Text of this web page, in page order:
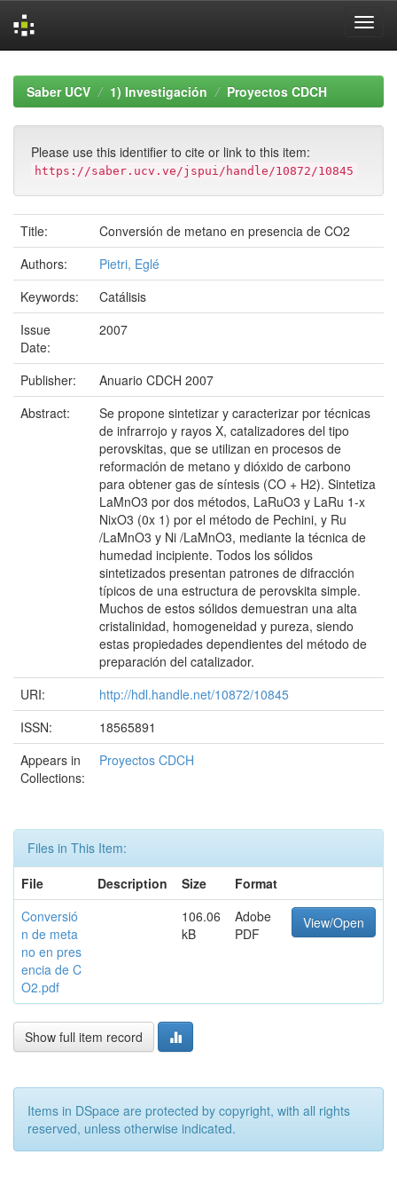
navigationSaber UCV 1) Investigación Proyectos CDCH
Please use this identifier to cite or link to this item:
https://saber.ucv.ve/jspui/handle/10872/10845
Title:
Conversión de metano en presencia de CO2
Authors:
Pietri, Eglé
Keywords:
Catálisis
Issue
Date:
2007
Publisher:
Anuario CDCH 2007
Abstract:
Se propone sintetizar y caracterizar por técnicas
de infrarrojo y rayos X, catalizadores del tipo
perovskitas, que se utilizan en procesos de
reformación de metano y dióxido de carbono
para obtener gas de síntesis (CO + H2). Sintetiza
LaMnO3 por dos métodos, LaRuO3 y LaRu 1-x
NixO3 (0x 1) por el método de Pechini, y Ru
/LaMnO3 y Ni /LaMnO3, mediante la técnica de
humedad incipiente. Todos los sólidos
sintetizados presentan patrones de difracción
típicos de una estructura de perovskita simple.
Muchos de estos sólidos demuestran una alta
cristalinidad, homogeneidad y pureza, siendo
estas propiedades dependientes del método de
preparación del catalizador.
URI:
http://hdl.handle.net/10872/10845
ISSN:
18565891
Appears in
Collections:
Proyectos CDCH
Files in This Item:
File
Description Size
Format
Conversió
n de meta
no en pres
encia de C
O2.pdf
106.06
kB
Adobe
PDF
View/Open
Show full item record
Items in DSpace are protected by copyright, with all rights
reserved, unless otherwise indicated.